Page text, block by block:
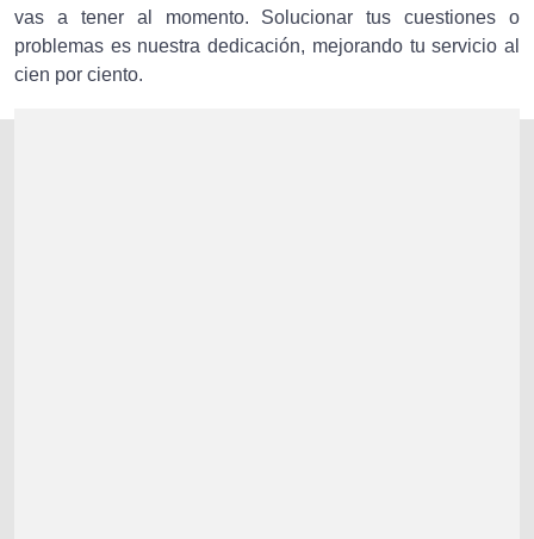
vas a tener al momento. Solucionar tus cuestiones o
problemas es nuestra dedicación, mejorando tu servicio al
cien por ciento.